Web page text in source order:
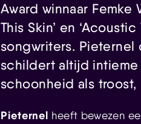
Award winnaar Femke
This Skin’ en
songwriters.
schildert altijd
schoonheid als
Pieternel heeft bewezen